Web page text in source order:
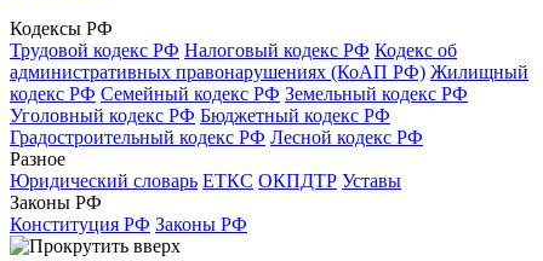
Кодексы РФ
Трудовой кодекс РФ Налоговый кодекс РФ Кодекс об
административных правонарушениях (КоАП РФ) Жилищный
кодекс РФ Семейный кодекс РФ Земельный кодекс РФ
Уголовный кодекс РФ Бюджетный кодекс РФ
Градостроительный кодекс РФ Лесной кодекс РФ
Разное
Юридический словарь ЕТКС ОКПДТР Уставы
Законы РФ
Конституция РФ Законы РФ